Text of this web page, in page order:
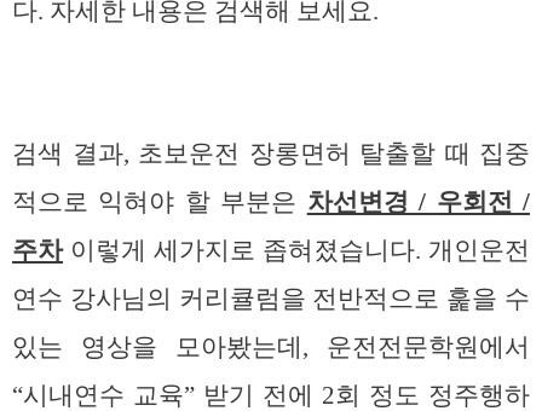
다. 자세한 내용은 검색해 보세요.
검색 결과, 초보운전 장롱면허 탈출할 때 집중
적으로 익혀야 할 부분은 차선변경 / 우회전 /
주차이렇게 세가지로 좁혀졌습니다. 개인운전
연수 강사님의 커리큘럼을 전반적으로 훑을 수
있는 영상을 모아봤는데, 운전전문학원에서
“시내연수 교육” 받기 전에 2회 정도 정주행하